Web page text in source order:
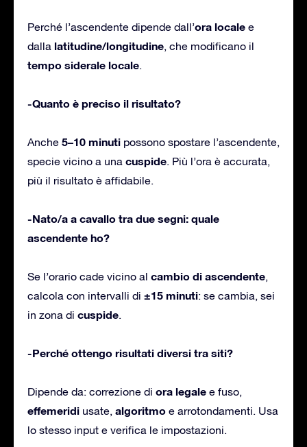
Perché l’ascendente dipende dall’ora locale e
dalla latitudine/longitudine, che modificano il
tempo siderale locale.
-Quanto è preciso il risultato?
Anche 5–10 minuti possono spostare l’ascendente,
specie vicino a una cuspide. Più l’ora è accurata,
più il risultato è affidabile.
-Nato/a a cavallo tra due segni: quale
ascendente ho?
Se l’orario cade vicino al cambio di ascendente,
calcola con intervalli di ±15 minuti: se cambia, sei
in zona di cuspide.
-Perché ottengo risultati diversi tra siti?
Dipende da: correzione di ora legale e fuso,
effemeridi usate, algoritmo e arrotondamenti. Usa
lo stesso input e verifica le impostazioni.